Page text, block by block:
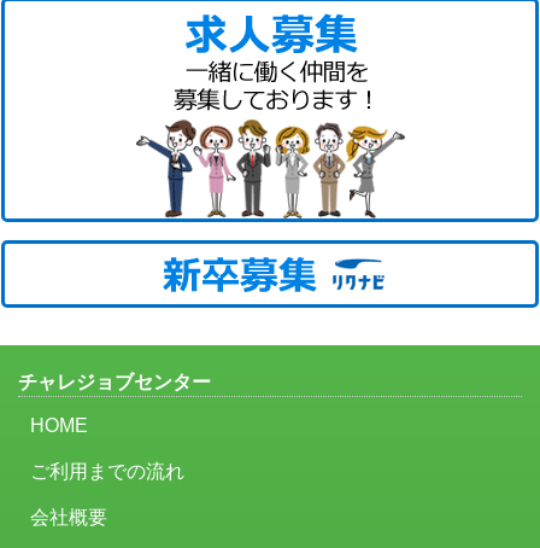
チャレジョブセンター
HOME
ご利用までの流れ
会社概要